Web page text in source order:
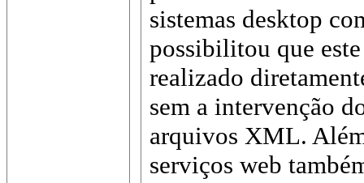
sistemas desktop
possibilitou que
realizado
sem a intervenção
arquivos XML.
serviços web